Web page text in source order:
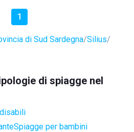
1
di Sud Sardegna Silius
di spiagge nel
Spiagge per bambini